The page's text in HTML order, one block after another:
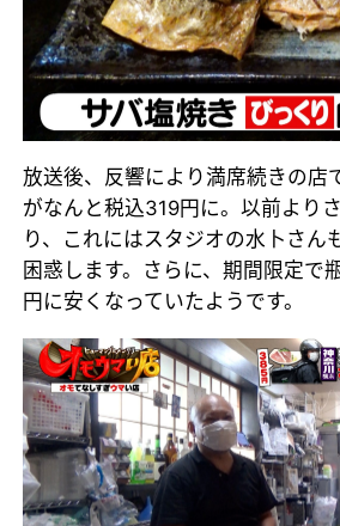
放送後、反響により満席続きの店
がなんと税込319円に。以前より
り、これにはスタジオの水卜さん
困惑します。さらに、期間限定で
円に安くなっていたようです。